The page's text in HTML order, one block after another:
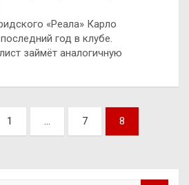
«Реала» Карло
год в клубе.
займёт аналогичную
1 … 7 8